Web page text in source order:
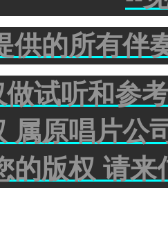
供的所有伴
试听和参
属原唱片公
的版权 请